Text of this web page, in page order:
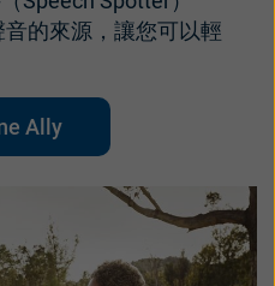
的來源，讓您可以輕
Ally